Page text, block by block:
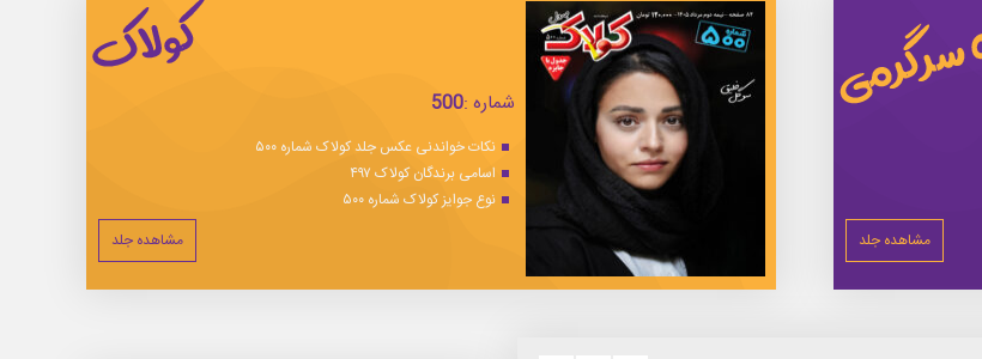
مشاهده جلد
شماره :500
نکات خواندنی عکس جلد کولاک شماره ۵۰۰
اسامی برندگان کولاک ۴۹۷
نوع جوایز کولاک شماره ۵۰۰
مشاهده جلد